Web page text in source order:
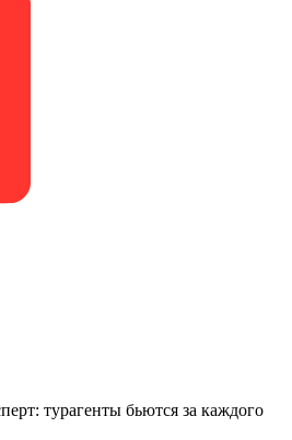
турагенты бьются за каждого